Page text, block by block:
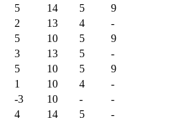
5 14 5
9
2 13 4
-
5 10 5
9
3 13 5
-
5 10 5
9
1 10 4
-
-3 10 -
-
4 14 5
-